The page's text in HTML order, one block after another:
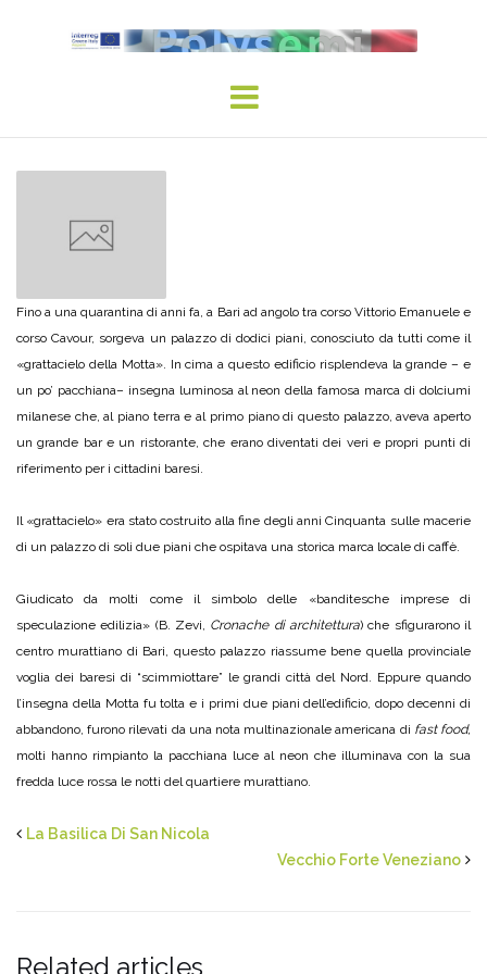
Fino a una quarantina di anni fa, a Bari ad angolo tra corso Vittorio Emanuele e
corso Cavour, sorgeva un palazzo di dodici piani, conosciuto da tutti come il
«grattacielo della Motta». In cima a questo edificio risplendeva la grande – e
un po’ pacchiana– insegna luminosa al neon della famosa marca di dolciumi
milanese che, al piano terra e al primo piano di questo palazzo, aveva aperto
un grande bar e un ristorante, che erano diventati dei veri e propri punti di
riferimento per i cittadini baresi.
Il «grattacielo» era stato costruito alla fine degli anni Cinquanta sulle macerie
di un palazzo di soli due piani che ospitava una storica marca locale di caffè.
Giudicato da molti come il simbolo delle «banditesche imprese di
speculazione edilizia» (B. Zevi, Cronache di architettura) che sfigurarono il
centro murattiano di Bari, questo palazzo riassume bene quella provinciale
voglia dei baresi di “scimmiottare” le grandi città del Nord. Eppure quando
l’insegna della Motta fu tolta e i primi due piani dell’edificio, dopo decenni di
abbandono, furono rilevati da una nota multinazionale americana di fast food,
molti hanno rimpianto la pacchiana luce al neon che illuminava con la sua
fredda luce rossa le notti del quartiere murattiano.
La Basilica Di San Nicola
Vecchio Forte Veneziano
Related articles